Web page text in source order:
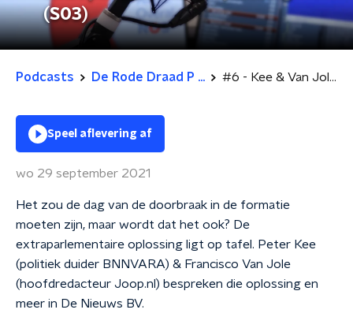
(S03)
Podcasts De Rode Draad P ... #6 - Kee & Van Jole over een extraparlementaire oplossing (S03)
Speel aflevering af
wo 29 september 2021
Het zou de dag van de doorbraak in de formatie
moeten zijn, maar wordt dat het ook? De
extraparlementaire oplossing ligt op tafel. Peter Kee
(politiek duider BNNVARA) & Francisco Van Jole
(hoofdredacteur Joop.nl) bespreken die oplossing en
meer in De Nieuws BV.